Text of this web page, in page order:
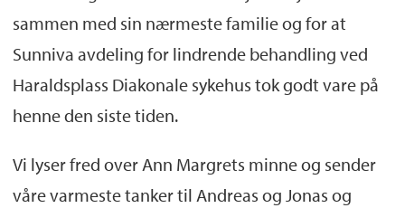
sammen med sin nærmeste familie og for at
Sunniva avdeling for lindrende behandling ved
Haraldsplass Diakonale sykehus tok godt vare på
henne den siste tiden.
Vi lyser fred over Ann Margrets minne og sender
våre varmeste tanker til Andreas og Jonas og